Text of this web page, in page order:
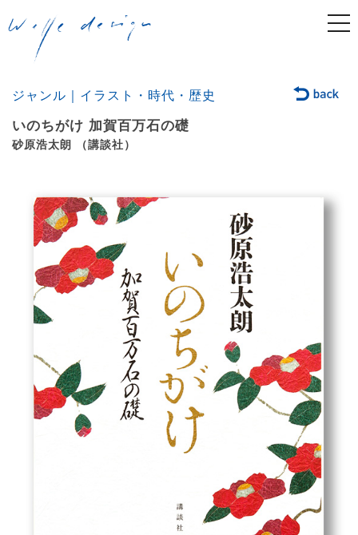
ジャンル｜イラスト・時代・歴史
いのちがけ 加賀百万石の礎
砂原浩太朗 （講談社）